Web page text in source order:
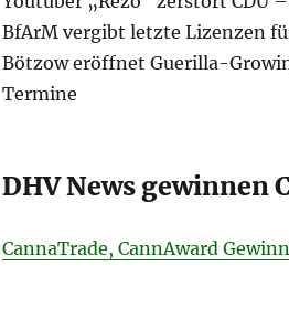
BfArM vergibt letzte Lizenzen
Bötzow eröffnet Guerilla-
Termine
DHV News gewinnen
CannaTrade, CannAward